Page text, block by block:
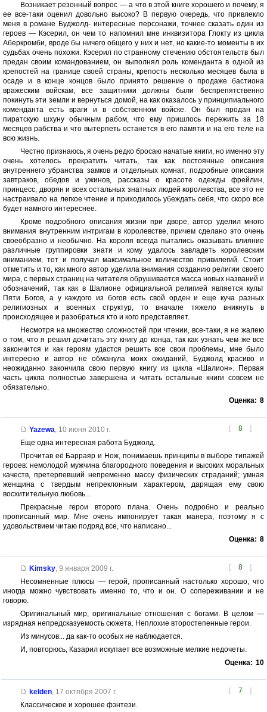
Возникает резонный вопрос — а что в этой книге хорошего и почему, я
ее все-таки оценил довольно высоко? В первую очередь, что привлекло
меня в романе Буджолд- интересные персонажи, точнее сказать один из
героев — Кэсерил, он чем то напомнил мне инквизитора Глокту из цикла
Аберкромби, вроде бы ничего общего у них и нет, но какие-то моменты в их
судьбах очень похожи. Кэсерил по странному стечению обстоятельств был
предан своим командованием, он выполнял роль коменданта в одной из
крепостей на границе своей страны, крепость несколько месяцев была в
осаде и в конце концов было принято решение о продаже бастиона
вражеским войскам, все защитники должны были беспрепятственно
покинуть эти земли и вернуться домой, на как оказалось у принципиального
коменданта есть враги и в собственном войске. Он был продан на
пиратскую шхуну обычным рабом, что ему пришлось пережить за 18
месяцев рабства и что вытерпеть останется в его памяти и на его теле на
всю жизнь.
Честно признаюсь, я очень редко бросаю начатые книги, но именно эту
очень хотелось прекратить читать, так как постоянные описания
внутреннего убранства замков и отдельных комнат, подробные описания
завтраков, обедов и ужинов, рассказы о красоте одежды фрейлин,
принцесс, дворян и всех остальных знатных людей королевства, все это не
настраивало на легкое чтение и приходилось убеждать себя, что скоро все
будет намного интереснее.
Кроме подробного описания жизни при дворе, автор уделил много
внимания внутренним интригам в королевстве, причем сделано это очень
своеобразно и необычно. На короля всегда пытались оказывать влияние
различные группировки знати и кому удалось завладеть королевским
вниманием, тот и получал максимальное количество привилегий. Стоит
отметить и то, как много автор уделила внимания созданию религии своего
мира, с первых страниц на читателя обрушивается масса новых названий и
обозначений, так как в Шалионе официальной религией является культ
Пяти Богов, а у каждого из богов есть свой орден и еще куча разных
религиозных и военных структур, то вначале тяжело вникнуть в
происходящее и разобраться кто и кого представляет.
Несмотря на множество сложностей при чтении, все-таки, я не жалею
о том, что я решил дочитать эту книгу до конца, так как узнать чем же все
закончится и как героям удастся решить все свои проблемы, мне было
интересно и автор не обманула моих ожиданий, Буджолд красиво и
неожиданно закончила свою первую книгу из цикла «Шалион». Первая
часть цикла полностью завершена и читать остальные книги совсем не
обязательно.
Оценка: 8
[ 8 ]
Yazewa, 10 июня 2010 г.
Еще одна интересная работа Буджолд.
Прочитав её Барраяр и Нож, понимаешь принципы в выборе типажей
героев: немолодой мужчина благородного поведения и высоких моральных
качеств, претерпевший непременно массу физических страданий; умная
женщина с твердым непреклонным характером, дарящая ему свою
восхитительную любовь...
Прекрасные герои второго плана. Очень подробно и реально
прописанный мир. Мне очень импонирует такая манера, поэтому я с
удовольствием читаю подряд все, что написано...
Оценка: 8
[ 8 ]
Kimsky, 9 января 2009 г.
Несомненные плюсы — герой, прописанный настолько хорошо, что
иногда можно чувствовать именно то, что и он. О сопереживании и не
говорю.
Оригинальный мир, оригинальные отношения с богами. В целом —
изрядная непредсказуемость сюжета. Неплохие второстепенные герои.
Из минусов... да как-то особых не наблюдается.
И, повторюсь, Казарил искупает все возможные мелкие недочеты.
Оценка: 10
[ 7 ]
kelden, 17 октября 2007 г.
Классическое и хорошее фэнтези.